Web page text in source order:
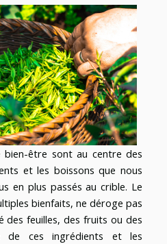
être sont au centre des
et les boissons que nous
en plus passés au crible. Le
bienfaits, ne déroge pas
des feuilles, des fruits ou des
de ces ingrédients et les